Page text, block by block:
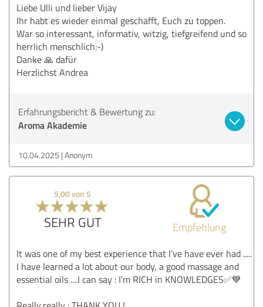
Liebe Ulli und lieber Vijay
Ihr habt es wieder einmal geschafft, Euch zu toppen.
War so interessant, informativ, witzig, tiefgreifend und so
herrlich menschlich:-)
Danke 🙏 dafür
Herzlichst Andrea
Erfahrungsbericht & Bewertung zu:
Aroma Akademie
10.04.2025 Anonym
5,00 von 5
SEHR GUT Empfehlung
It was one of my best experience that I've have ever had .....
I have learned a lot about our body, a good massage and
essential oils ....I can say : I'm RICH in KNOWLEDGES✅💙